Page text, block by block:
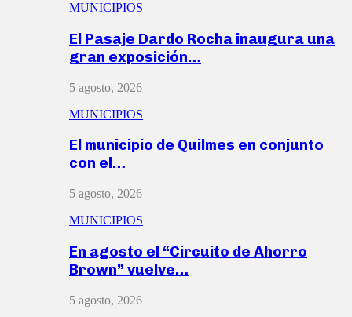
MUNICIPIOS
El Pasaje Dardo Rocha inaugura una
gran exposición…
5 agosto, 2026
MUNICIPIOS
El municipio de Quilmes en conjunto
con el…
5 agosto, 2026
MUNICIPIOS
En agosto el “Circuito de Ahorro
Brown” vuelve…
5 agosto, 2026